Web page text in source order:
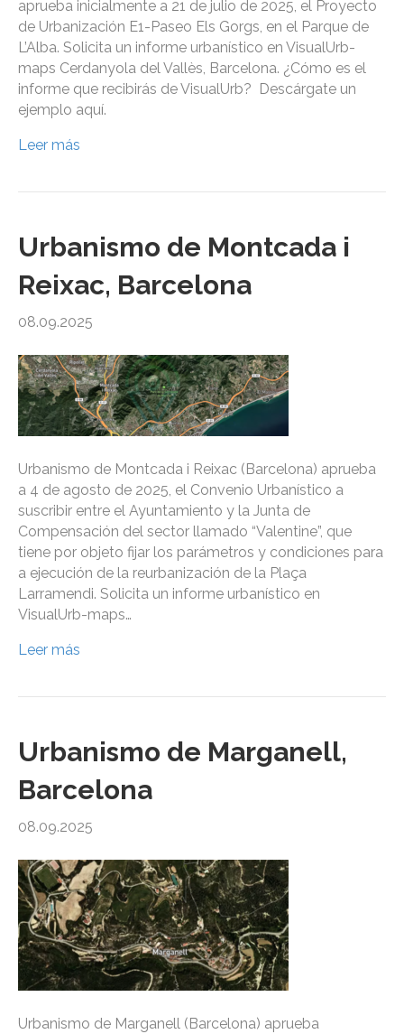
aprueba inicialmente a 21 de julio de 2025, el Proyecto
de Urbanización E1-Paseo Els Gorgs, en el Parque de
L’Alba. Solicita un informe urbanístico en VisualUrb-
maps Cerdanyola del Vallès, Barcelona. ¿Cómo es el
informe que recibirás de VisualUrb? Descárgate un
ejemplo aquí.
Leer más
Urbanismo de Montcada i
Reixac, Barcelona
08.09.2025
Urbanismo de Montcada i Reixac (Barcelona) aprueba
a 4 de agosto de 2025, el Convenio Urbanístico a
suscribir entre el Ayuntamiento y la Junta de
Compensación del sector llamado “Valentine”, que
tiene por objeto fijar los parámetros y condiciones para
a ejecución de la reurbanización de la Plaça
Larramendi. Solicita un informe urbanístico en
VisualUrb-maps…
Leer más
Urbanismo de Marganell,
Barcelona
08.09.2025
Urbanismo de Marganell (Barcelona) aprueba